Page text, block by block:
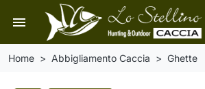
menu
Home Abbigliamento Caccia Ghette